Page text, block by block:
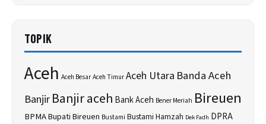
TOPIK
Aceh Aceh BesarAceh TimurAceh Utara Banda Aceh
BanjirBanjir aceh Bank Aceh Bener Meriah Bireuen
BPMABupati Bireuen Bustami Bustami Hamzah Dek Fadh DPRA